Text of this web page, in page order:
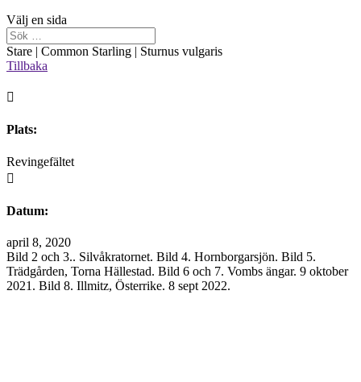
Välj en sida
Stare | Common Starling | Sturnus vulgaris
Tillbaka

Plats:
Revingefältet

Datum:
april 8, 2020
Bild 2 och 3.. Silvåkratornet. Bild 4. Hornborgarsjön. Bild 5.
Trädgården, Torna Hällestad. Bild 6 och 7. Vombs ängar. 9 oktober
2021. Bild 8. Illmitz, Österrike. 8 sept 2022.